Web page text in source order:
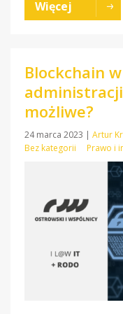
Więcej
Blockchain
możliwe?
24 marca 2023 | Artur
Bez kategorii
Prawo i